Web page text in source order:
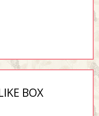
BOX